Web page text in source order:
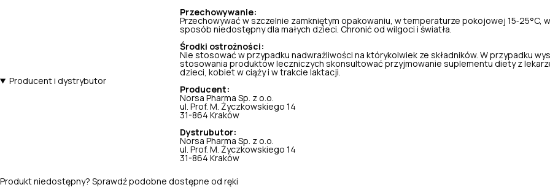
Przechowywanie:
Przechowywać w szczelnie zamkniętym opakowaniu, w temperaturze pokojowej 15‑25°C,
sposób niedostępny dla małych dzieci. Chronić od wilgoci i światła.
Środki ostrożności:
Nie stosować w przypadku nadwrażliwości na którykolwiek ze składników. W przypadku
stosowania produktów leczniczych skonsultować przyjmowanie suplementu diety z
dzieci, kobiet w ciąży i w trakcie laktacji.
Producent i dystrybutor
Producent:
Norsa Pharma Sp. z o.o.
ul. Prof. M. Życzkowskiego 14
31-864 Kraków
Dystrubutor:
Norsa Pharma Sp. z o.o.
ul. Prof. M. Życzkowskiego 14
31-864 Kraków
Produkt niedostępny? Sprawdź podobne dostępne od ręki